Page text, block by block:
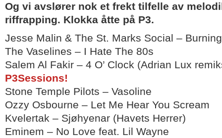
Og vi avslører nok et frekt tilfelle av
riffrapping. Klokka åtte på P3.
Jesse Malin & The St. Marks Social –
The Vaselines – I Hate The 80s
Salem Al Fakir – 4 O’ Clock (Adrian Lux
P3Sessions!
Stone Temple Pilots – Vasoline
Ozzy Osbourne – Let Me Hear You Scream
Kvelertak – Sjøhyenar (Havets Herrer)
Eminem – No Love feat. Lil Wayne